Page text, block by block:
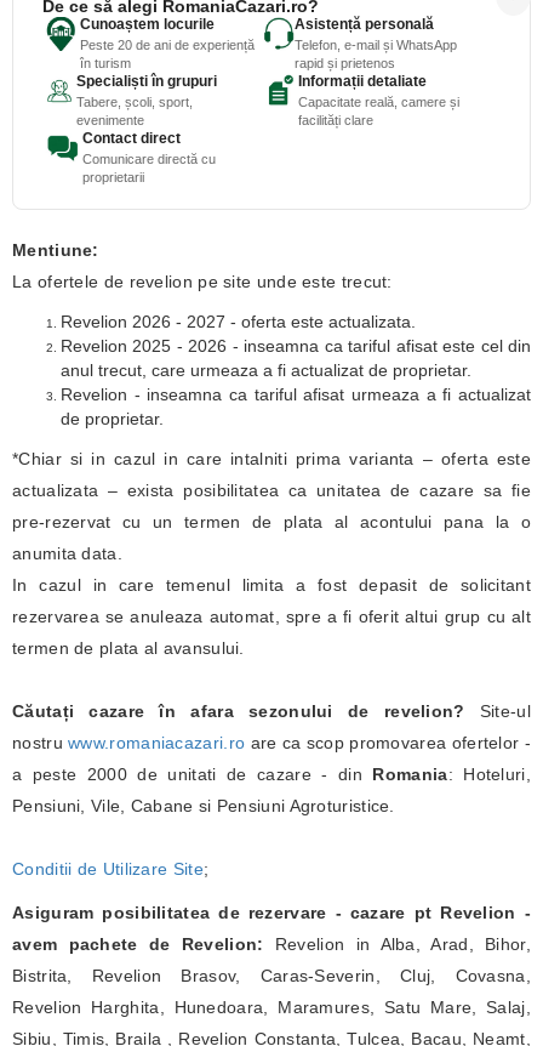
De ce să alegi RomaniaCazari.ro?
Cunoaștem locurile
Peste 20 de ani de experiență
în turism
Asistență personală
Telefon, e-mail și WhatsApp
rapid și prietenos
Specialiști în grupuri
Tabere, școli, sport,
evenimente
Informații detaliate
Capacitate reală, camere și
facilități clare
Contact direct
Comunicare directă cu
proprietarii
Mentiune:
La ofertele de revelion pe site unde este trecut:
Revelion 2026 - 2027 - oferta este actualizata.
Revelion 2025 - 2026 - inseamna ca tariful afisat este cel din
anul trecut, care urmeaza a fi actualizat de proprietar.
Revelion - inseamna ca tariful afisat urmeaza a fi actualizat
de proprietar.
*Chiar si in cazul in care intalniti prima varianta – oferta este
actualizata – exista posibilitatea ca unitatea de cazare sa fie
pre-rezervat cu un termen de plata al acontului pana la o
anumita data.
In cazul in care temenul limita a fost depasit de solicitant
rezervarea se anuleaza automat, spre a fi oferit altui grup cu alt
termen de plata al avansului.
Căutați cazare în afara sezonului de revelion? Site-ul
nostruwww.romaniacazari.ro are ca scop promovarea ofertelor -
a peste 2000 de unitati de cazare - din Romania: Hoteluri,
Pensiuni, Vile, Cabane si Pensiuni Agroturistice.
Conditii de Utilizare Site;
Asiguram posibilitatea de rezervare - cazare pt Revelion -
avem pachete de Revelion: Revelion in Alba, Arad, Bihor,
Bistrita, Revelion Brasov, Caras-Severin, Cluj, Covasna,
Revelion Harghita, Hunedoara, Maramures, Satu Mare, Salaj,
Sibiu, Timis, Braila , Revelion Constanta, Tulcea, Bacau, Neamt,